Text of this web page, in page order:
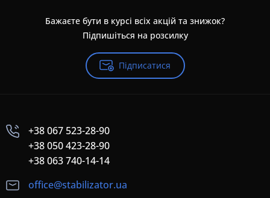
Бажаєте бути в курсі всіх акцій та знижок?
Підпишіться на розсилку
Підписатися
+38 067 523-28-90
+38 050 423-28-90
+38 063 740-14-14
office@stabilizator.ua